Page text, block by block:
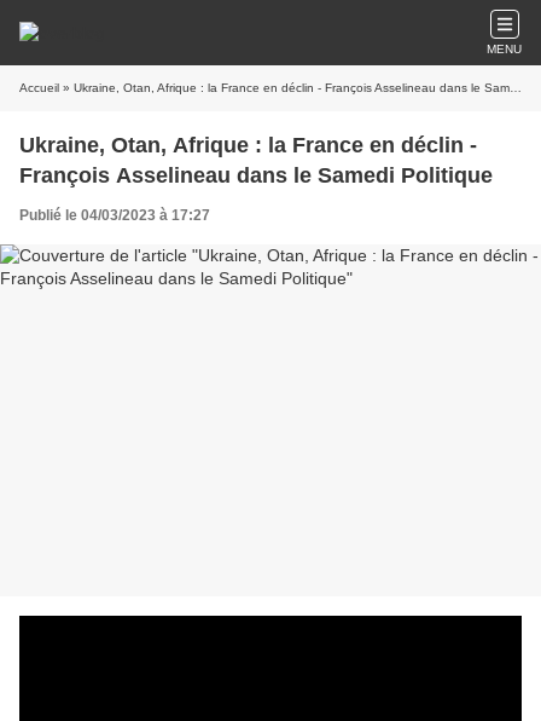
MENU
Accueil » Ukraine, Otan, Afrique : la France en déclin - François Asselineau dans le Samedi Politique
Ukraine, Otan, Afrique : la France en déclin -
François Asselineau dans le Samedi Politique
Publié le 04/03/2023 à 17:27